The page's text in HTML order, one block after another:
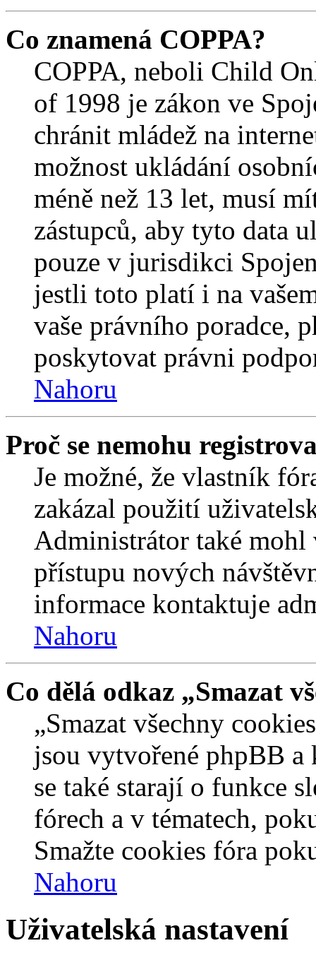
Co znamená COPPA?
COPPA, neboli Child
of 1998 je zákon ve
chránit mládež na
možnost ukládání
méně než 13 let, musí
zástupců, aby tyto data
pouze v jurisdikci
jestli toto platí i na
vaše právního poradce,
poskytovat právni
Nahoru
Proč se nemohu
Je možné, že vlastník
zakázal použití
Administrátor také mohl
přístupu nových
informace kontaktuje
Nahoru
Co dělá odkaz „Smazat
„Smazat všechny
jsou vytvořené phpBB a
se také starají o funkce
fórech a v tématech,
Smažte cookies fóra
Nahoru
Uživatelská nastavení